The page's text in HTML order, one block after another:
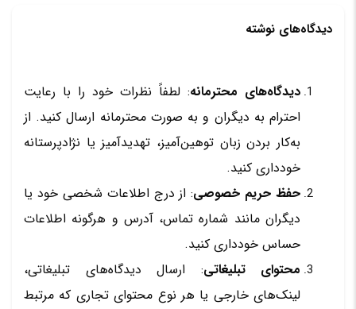
دیدگاه‌های نوشته
دیدگاه‌های محترمانه: لطفاً نظرات خود را با رعایت
احترام به دیگران و به صورت محترمانه ارسال کنید. از
به‌کار بردن زبان توهین‌آمیز، تهدیدآمیز یا نژادپرستانه
خودداری کنید.
حفظ حریم خصوصی: از درج اطلاعات شخصی خود یا
دیگران مانند شماره تماس، آدرس و هرگونه اطلاعات
حساس خودداری کنید.
محتوای تبلیغاتی: ارسال دیدگاه‌های تبلیغاتی،
لینک‌های خارجی یا هر نوع محتوای تجاری که مرتبط